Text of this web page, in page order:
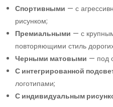
Спортивными — с
рисунком;
Премиальными — с
повторяющими стиль
Черными матовыми — под
С интегрированной
логотипами;
С индивидуальным